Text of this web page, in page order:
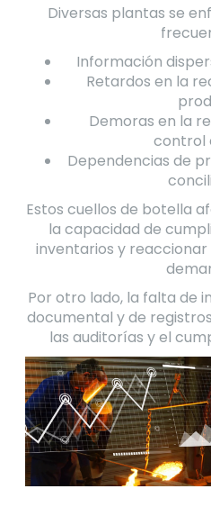
Diversas plantas se
Información
Retardos en la
Demoras en la
control
Dependencias de
Estos cuellos de botella
la capacidad de
inventarios y
Por otro lado, la falta de
documental y de
las auditorías y el